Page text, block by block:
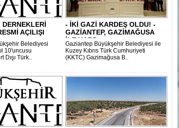
DERNEKLERİ
AÇILIŞI
Belediyesi
10'uncusu
Dışı Türk..
- İKİ GAZİ KARDEŞ OLDU! -
GAZİANTEP, GAZİMAĞUSA
İLE KARD..
Gaziantep Büyükşehir Belediyesi ile
Kuzey Kıbrıs Türk Cumhuriyeti
(KKTC) Gazimağusa B..